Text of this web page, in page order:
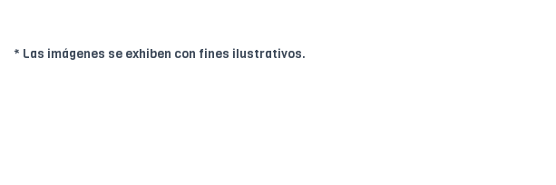
* Las imágenes se exhiben con fines ilustrativos.